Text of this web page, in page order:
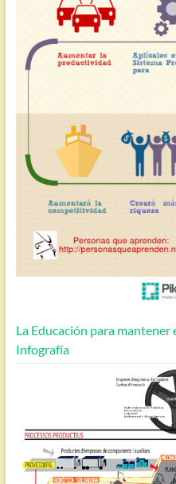
La Educación para mantener
Infografía